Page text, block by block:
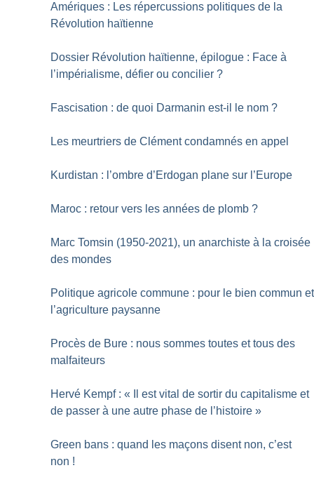
Amériques : Les répercussions politiques de la
Révolution haïtienne
Dossier Révolution haïtienne, épilogue : Face à
l’impérialisme, défier ou concilier ?
Fascisation : de quoi Darmanin est-il le nom ?
Les meurtriers de Clément condamnés en appel
Kurdistan : l’ombre d’Erdogan plane sur l’Europe
Maroc : retour vers les années de plomb ?
Marc Tomsin (1950-2021), un anarchiste à la croisée
des mondes
Politique agricole commune : pour le bien commun et
l’agriculture paysanne
Procès de Bure : nous sommes toutes et tous des
malfaiteurs
Hervé Kempf : «
Il est vital de sortir du capitalisme et
de passer à une autre phase de l’histoire »
Green bans : quand les maçons disent non, c’est
non !